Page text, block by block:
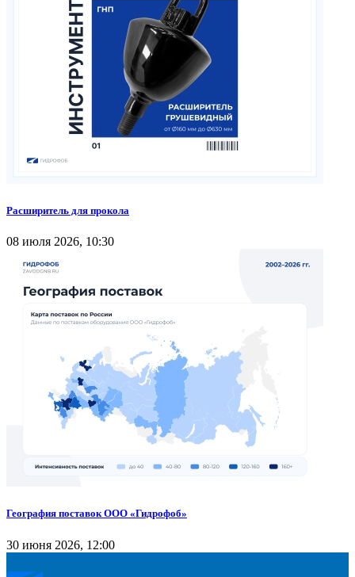
Расширитель для прокола
08 июля 2026, 10:30
География поставок ООО «Гидрофоб»
30 июня 2026, 12:00